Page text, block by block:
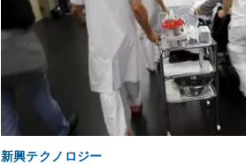
新興テクノロジー